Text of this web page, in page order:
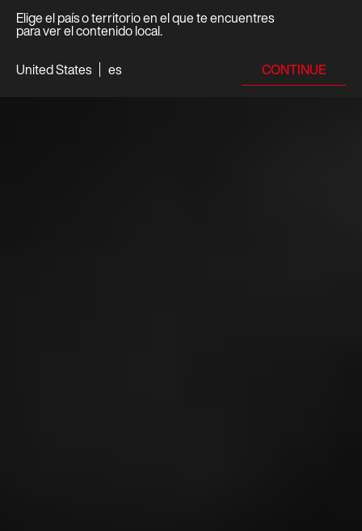
Elige el país o territorio en el que te encuentres
para ver el contenido local.
United States
es CONTINUE